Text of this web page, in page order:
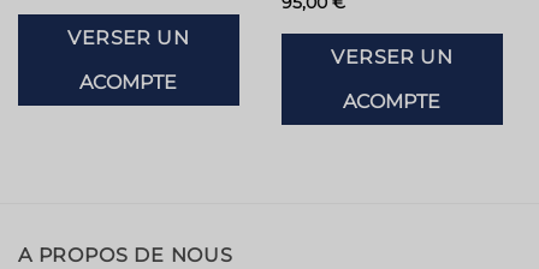
VERSER UN
ACOMPTE
VERSER UN
ACOMPTE
A PROPOS DE NOUS